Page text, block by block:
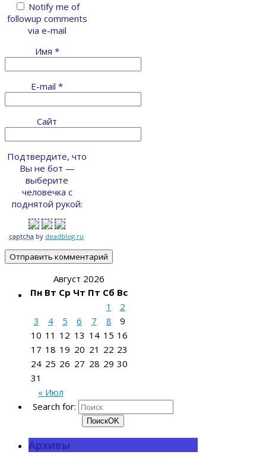
Notify me of
followup comments
via e-mail
Имя *
E-mail *
Сайт
Подтвердите, что
Вы не бот —
выберите
человечка с
поднятой рукой:
captcha by deadblog.ru
Август 2026
Пн Вт Ср Чт Пт Сб Вс
« Июл
1
2
3
4 5 6 7 8
9
10 11 12 13 14 15 16
17 18 19 20 21 22 23
24 25 26 27 28 29 30
31
Search for:
ПоискOK
Архивы